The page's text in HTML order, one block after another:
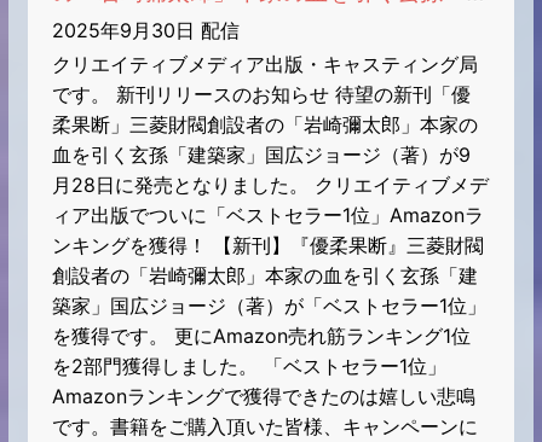
築家」国広ジョージ（著）出版大賞９「準
大賞」受賞作品（9/28発売）
2025年9月30日 配信
クリエイティブメディア出版・キャスティング局
です。 新刊リリースのお知らせ 待望の新刊「優
柔果断」三菱財閥創設者の「岩崎彌太郎」本家の
血を引く玄孫「建築家」国広ジョージ（著）が9
月28日に発売となりました。 クリエイティブメデ
ィア出版でついに「ベストセラー1位」Amazonラ
ンキングを獲得！ 【新刊】『優柔果断』三菱財閥
創設者の「岩崎彌太郎」本家の血を引く玄孫「建
築家」国広ジョージ（著）が「ベストセラー1位」
を獲得です。 更にAmazon売れ筋ランキング1位
を2部門獲得しました。 「ベストセラー1位」
Amazonランキングで獲得できたのは嬉しい悲鳴
です。書籍をご購入頂いた皆様、キャンペーンに